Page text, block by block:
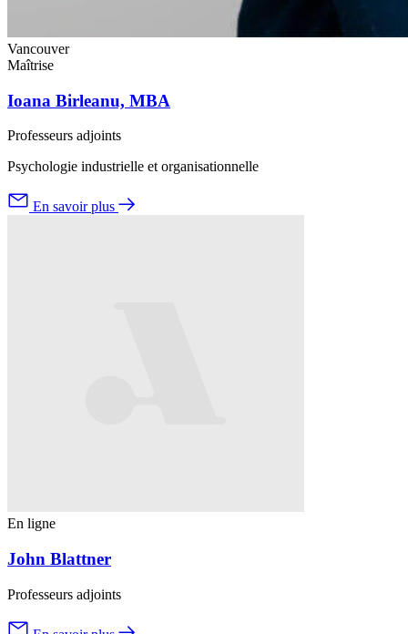
Vancouver
Maîtrise
Ioana Birleanu, MBA
Professeurs adjoints
Psychologie industrielle et organisationnelle
En savoir plus
En ligne
John Blattner
Professeurs adjoints